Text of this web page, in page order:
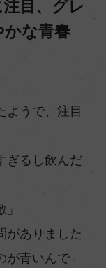
目、グレ
な青春
ようで、注目
ぎるし飲んだ
がありました
が青いんで